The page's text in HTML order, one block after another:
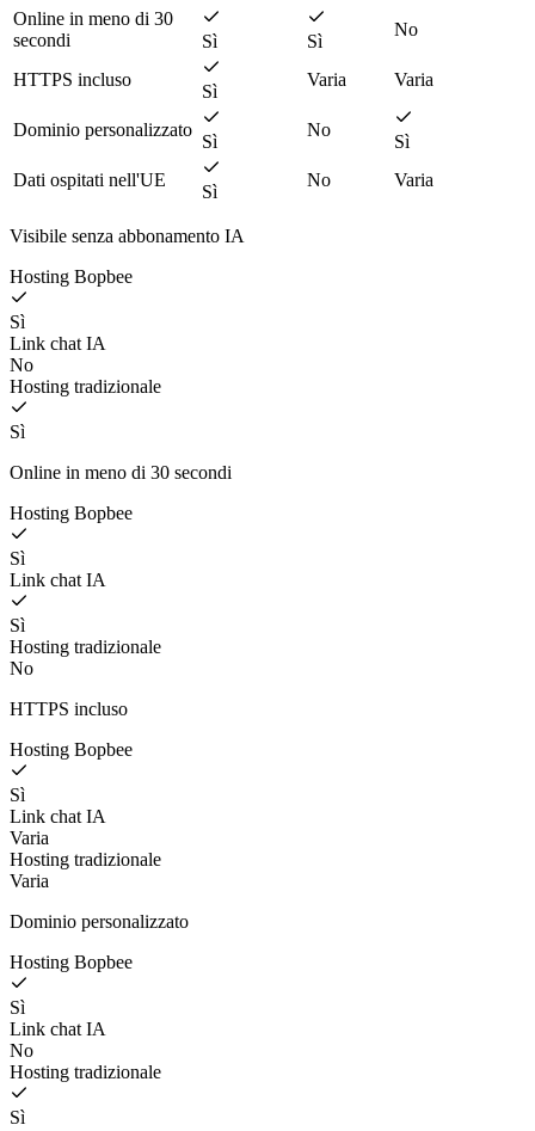
Online in meno di 30
secondi
Sì Sì
No
HTTPS incluso
Sì
Varia Varia
Dominio personalizzato
Sì
No
Sì
Dati ospitati nell'UE
Sì
No Varia
Visibile senza abbonamento IA
Hosting Bopbee
Sì
Link chat IA
No
Hosting tradizionale
Sì
Online in meno di 30 secondi
Hosting Bopbee
Sì
Link chat IA
Sì
Hosting tradizionale
No
HTTPS incluso
Hosting Bopbee
Sì
Link chat IA
Varia
Hosting tradizionale
Varia
Dominio personalizzato
Hosting Bopbee
Sì
Link chat IA
No
Hosting tradizionale
Sì